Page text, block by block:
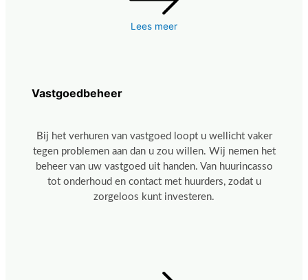
Lees meer
Vastgoedbeheer
Bij het verhuren van vastgoed loopt u wellicht vaker
tegen problemen aan dan u zou willen. Wij nemen het
beheer van uw vastgoed uit handen. Van huurincasso
tot onderhoud en contact met huurders, zodat u
zorgeloos kunt investeren.